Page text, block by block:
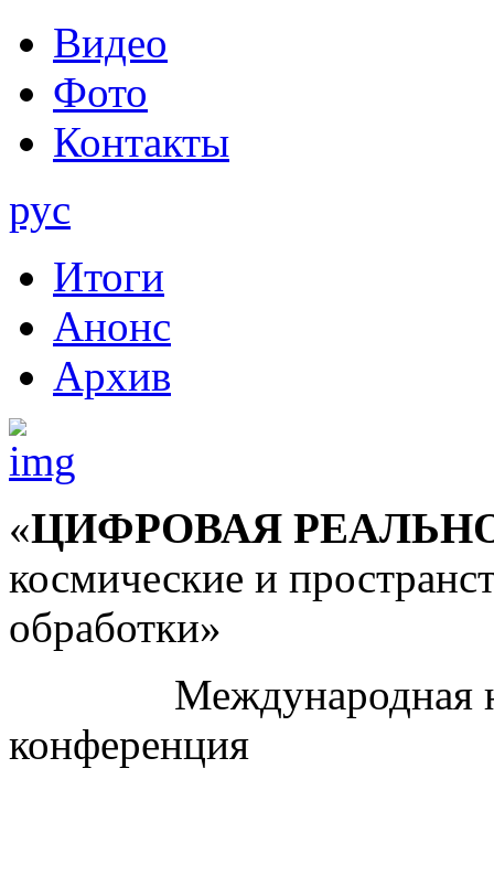
Видео
Фото
Контакты
рус
Итоги
Анонс
Архив
«ЦИФРОВАЯ
космические и
обработки»
Международная
конференция